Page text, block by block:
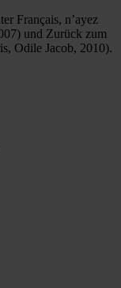
Français, n’ayez
und Zurück zum
Odile Jacob, 2010).